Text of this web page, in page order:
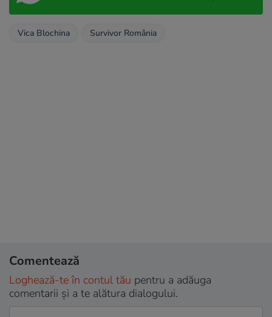
Vica Blochina Survivor România
Comentează
Loghează-te în contul tău pentru a adăuga
comentarii și a te alătura dialogului.